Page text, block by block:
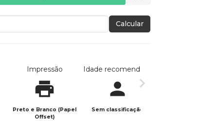
Calcular
Impressão
Preto e Branco (Papel
Offset)
Idade recomendada
Sem classificação